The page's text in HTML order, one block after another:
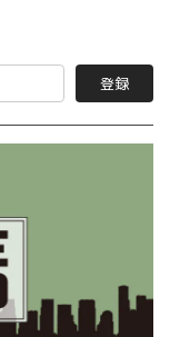
登録